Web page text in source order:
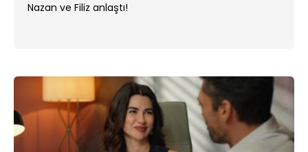
Nazan ve Filiz anlaştı!